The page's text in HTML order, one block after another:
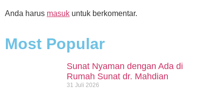
Anda harus masuk untuk berkomentar.
Most Popular
Sunat Nyaman dengan Ada di
Rumah Sunat dr. Mahdian
31 Juli 2026